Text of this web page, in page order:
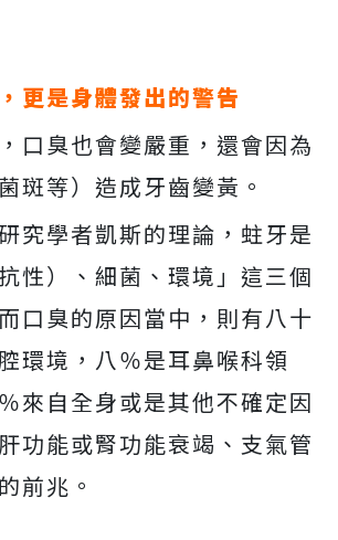
更是身體發出的警告
口臭也會變嚴重，還會因為
斑等）造成牙齒變黃。
究學者凱斯的理論，蛀牙是
性）、細菌、環境」這三個
口臭的原因當中，則有八十
環境，八％是耳鼻喉科領
來自全身或是其他不確定因
功能或腎功能衰竭、支氣管
前兆。